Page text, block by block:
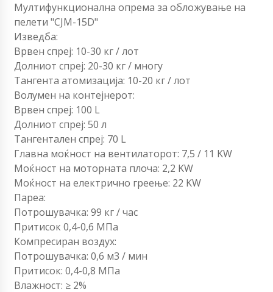
Мултифункционална опрема за обложување на
пелети "CJM-15D"
Изведба:
Врвен спреј: 10-30 кг / лот
Долниот спреј: 20-30 кг / многу
Тангента атомизација: 10-20 кг / лот
Волумен на контејнерот:
Врвен спреј: 100 L
Долниот спреј: 50 л
Тангентален спреј: 70 L
Главна моќност на вентилаторот: 7,5 / 11 KW
Моќност на моторната плоча: 2,2 KW
Моќност на електрично греење: 22 KW
Пареа:
Потрошувачка: 99 кг / час
Притисок 0,4-0,6 МПа
Компресиран воздух:
Потрошувачка: 0,6 м3 / мин
Притисок: 0,4-0,8 МПа
Влажност: ≥ 2%